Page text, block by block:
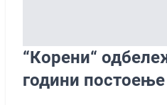
“Корени“
години постоење